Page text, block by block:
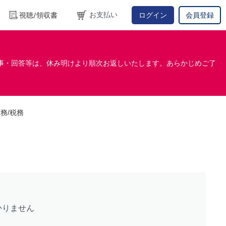
視聴/領収書 お支払い ログイン 会員登録
回答等は、休み明けより順次お返しいたします。あらかじめご了
/税務
ません